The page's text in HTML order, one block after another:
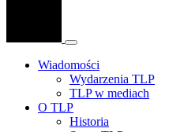
Wiadomości
Wydarzenia TLP
TLP w mediach
O TLP
Historia